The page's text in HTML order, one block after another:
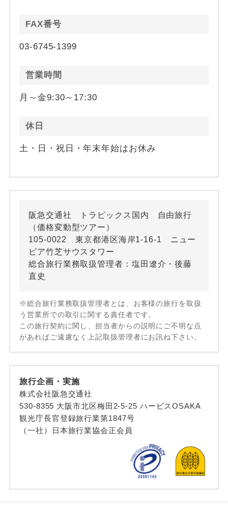
FAX番号
03-6745-1399
営業時間
月～金9:30～17:30
休日
土・日・祝日・年末年始はお休み
阪急交通社 トラピックス国内 自由旅行
（価格変動型ツアー）
105-0022 東京都港区海岸1-16-1 ニュー
ピア竹芝サウスタワー
総合旅行業務取扱管理者：塩田遼介・後藤
直史
※総合旅行業務取扱管理者とは、お客様の旅行を取扱
う営業所での取引に関する責任者です。
この旅行契約に関し、担当者からの説明にご不明な点
があればご遠慮なく上記取扱管理者にお訊ね下さい。
旅行企画・実施
株式会社阪急交通社
530-8355 大阪市北区梅田2-5-25 ハービスOSAKA
観光庁長官登録旅行業第1847号
（一社）日本旅行業協会正会員